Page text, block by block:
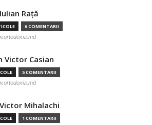
Raţă
6 COMENTARII
Victor Casian
5 COMENTARII
Mihalachi
1 COMENTARII